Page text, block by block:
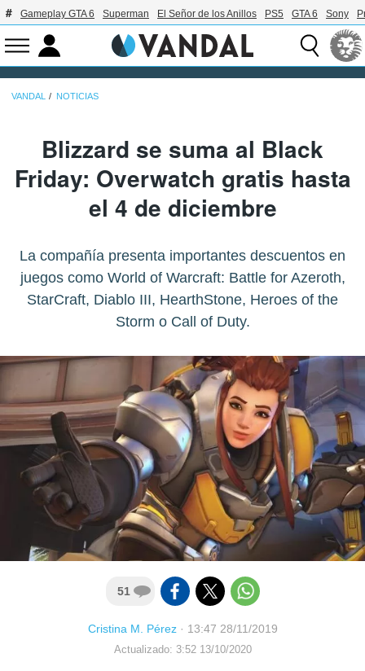
Gameplay GTA 6 Superman El Señor de los Anillos PS5 GTA 6 Sony
VANDAL NOTICIAS
Blizzard se suma al Black
Friday: Overwatch gratis hasta
el 4 de diciembre
La compañía presenta importantes descuentos en
juegos como World of Warcraft: Battle for Azeroth,
StarCraft, Diablo III, HearthStone, Heroes of the
Storm o Call of Duty.
51
Cristina M. Pérez· 13:47 28/11/2019
Actualizado: 3:52 13/10/2020